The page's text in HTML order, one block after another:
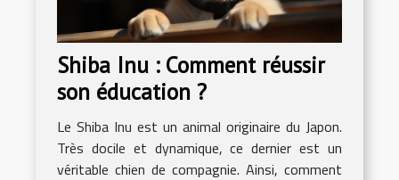
Shiba Inu : Comment réussir
son éducation ?
Le Shiba Inu est un animal originaire du Japon.
Très docile et dynamique, ce dernier est un
véritable chien de compagnie. Ainsi, comment